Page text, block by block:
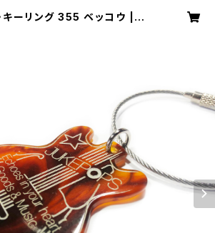
キーリング 355 ベッコウ | 2